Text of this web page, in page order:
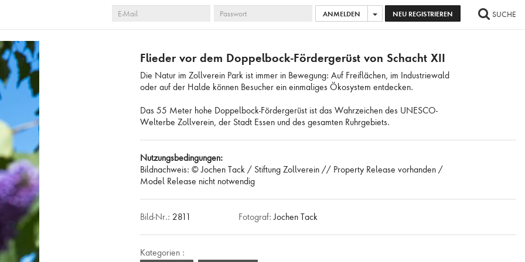
MAIL
PASSWORT
ANMELDEN NEU REGISTRIEREN SUCHE
AUSWAHL ANZEIGEN AUSWAHL ZUR ANFRAGE HINZUFÜGEN ... ALLE BILDER AUSWÄHLEN
Flieder vor dem Doppelbock-Fördergerüst von Schacht XII
Die Natur im Zollverein Park ist immer in Bewegung: Auf Freiflächen, im Industriewald
oder auf der Halde können Besucher ein einmaliges Ökosystem entdecken.
Das 55 Meter hohe Doppelbock-Fördergerüst ist das Wahrzeichen des UNESCO-
Welterbe Zollverein, der Stadt Essen und des gesamten Ruhrgebiets.
Nutzungsbedingungen:
Bildnachweis: © Jochen Tack / Stiftung Zollverein // Property Release vorhanden /
Model Release nicht notwendig
Bild-Nr.: 2811 Fotograf: Jochen Tack
Kategorien :